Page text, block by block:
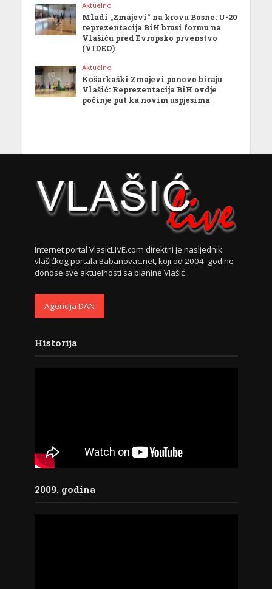
Aktuelno
Mladi „Zmajevi“ na krovu Bosne: U-20
reprezentacija BiH brusi formu na
Vlašiću pred Evropsko prvenstvo
(VIDEO)
Aktuelno
Košarkaški Zmajevi ponovo biraju
Vlašić: Reprezentacija BiH ovdje
počinje put ka novim uspjesima
Internet portal VlasicLIVE.com direktni je nasljednik
vlašićkog portala Babanovac.net, koji od 2004. godine
donose sve aktuelnosti sa planine Vlašić
Agencija DAN
Historija
2009. godina